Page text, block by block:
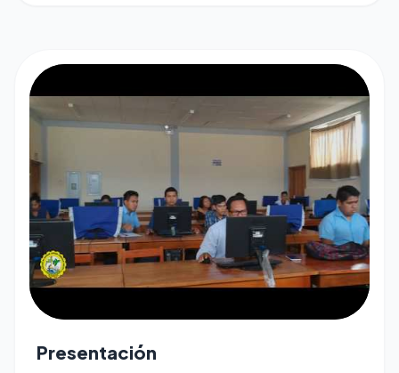
play_arrow
Presentación